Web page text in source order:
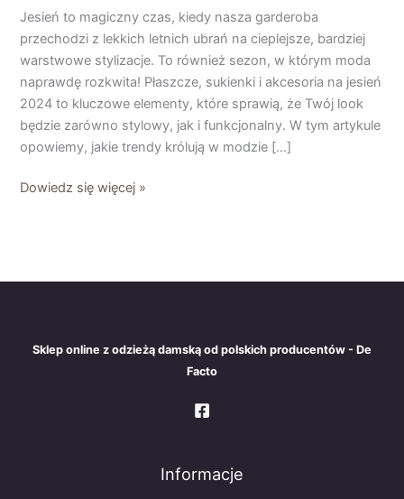
Jesień to magiczny czas, kiedy nasza garderoba
przechodzi z lekkich letnich ubrań na cieplejsze, bardziej
warstwowe stylizacje. To również sezon, w którym moda
naprawdę rozkwita! Płaszcze, sukienki i akcesoria na jesień
2024 to kluczowe elementy, które sprawią, że Twój look
będzie zarówno stylowy, jak i funkcjonalny. W tym artykule
opowiemy, jakie trendy królują w modzie […]
sukienki
które
musisz
mieć!
Dowiedz się więcej »
Sklep online z odzieżą damską od polskich producentów - De
Facto
Informacje